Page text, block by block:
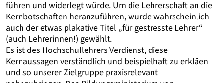
führen und widerlegt würde. Um die Lehrerschaft an die
Kernbotschaften heranzuführen, wurde wahrscheinlich
auch der etwas plakative Titel „für gestresste Lehrer“
(auch Lehrerinnen!) gewählt.
Es ist des Hochschullehrers Verdienst, diese
Kernaussagen verständlich und beispielhaft zu erkläen
und so unserer Zielgruppe praxisrelevant